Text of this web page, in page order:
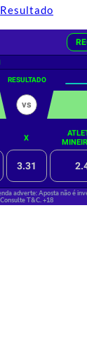
Resultado